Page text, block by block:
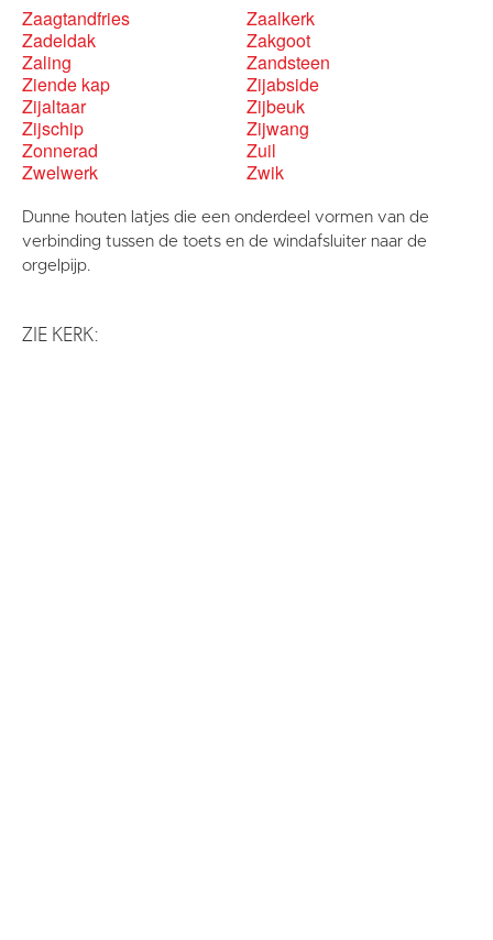
Zaagtandfries
Zaalkerk
Zadeldak
Zakgoot
Zaling
Zandsteen
Ziende kap
Zijabside
Zijaltaar
Zijbeuk
Zijschip
Zijwang
Zonnerad
Zuil
Zwelwerk
Zwik
Dunne houten latjes die een onderdeel vormen van de
verbinding tussen de toets en de windafsluiter naar de
orgelpijp.
ZIE KERK: